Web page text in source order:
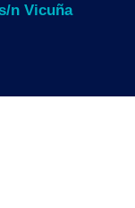
n Vicuña